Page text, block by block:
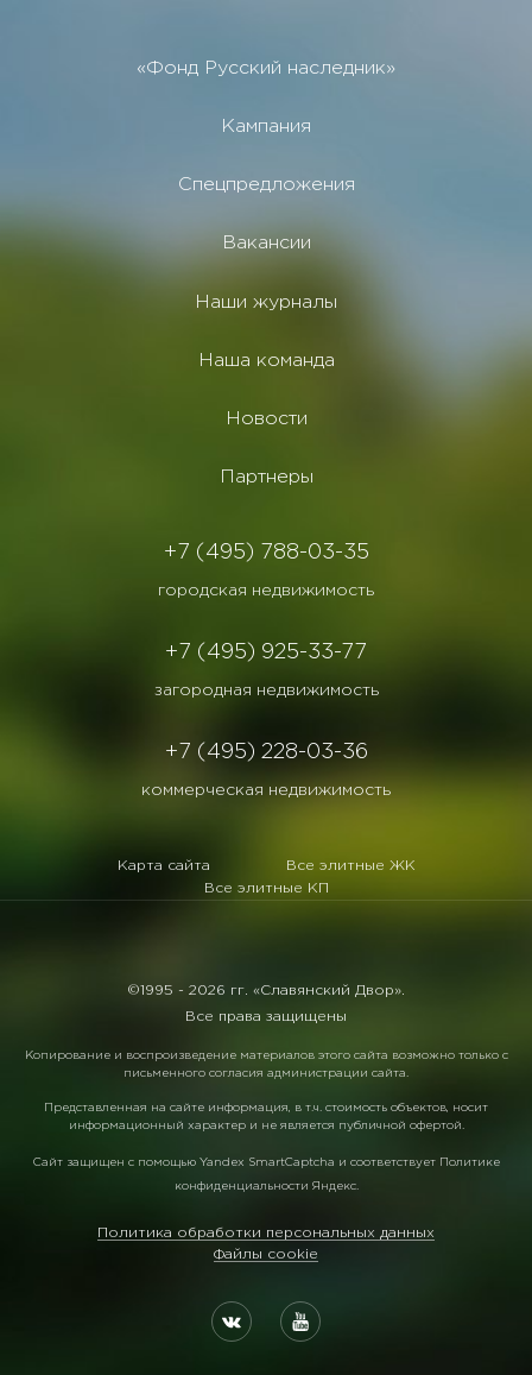
«Фонд Русский наследник»
Кампания
Спецпредложения
Вакансии
Наши журналы
Наша команда
Новости
Партнеры
+7 (495) 788-03-35
городская недвижимость
+7 (495) 925-33-77
загородная недвижимость
+7 (495) 228-03-36
коммерческая недвижимость
Карта сайта
Все элитные ЖК
Все элитные КП
©1995 - 2026 гг. «Славянский Двор».
Все права защищены
Копирование и воспроизведение материалов этого сайта возможно только с
письменного согласия администрации сайта.
Представленная на сайте информация, в т.ч. стоимость объектов, носит
информационный характер и не является публичной офертой.
Сайт защищен с помощью Yandex SmartCaptcha и соответствует Политике
конфиденциальности Яндекс.
Политика обработки персональных данных
Файлы cookie